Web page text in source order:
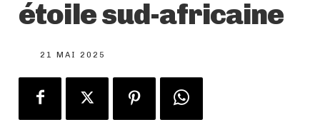
étoile sud-africaine
21 MAI 2025